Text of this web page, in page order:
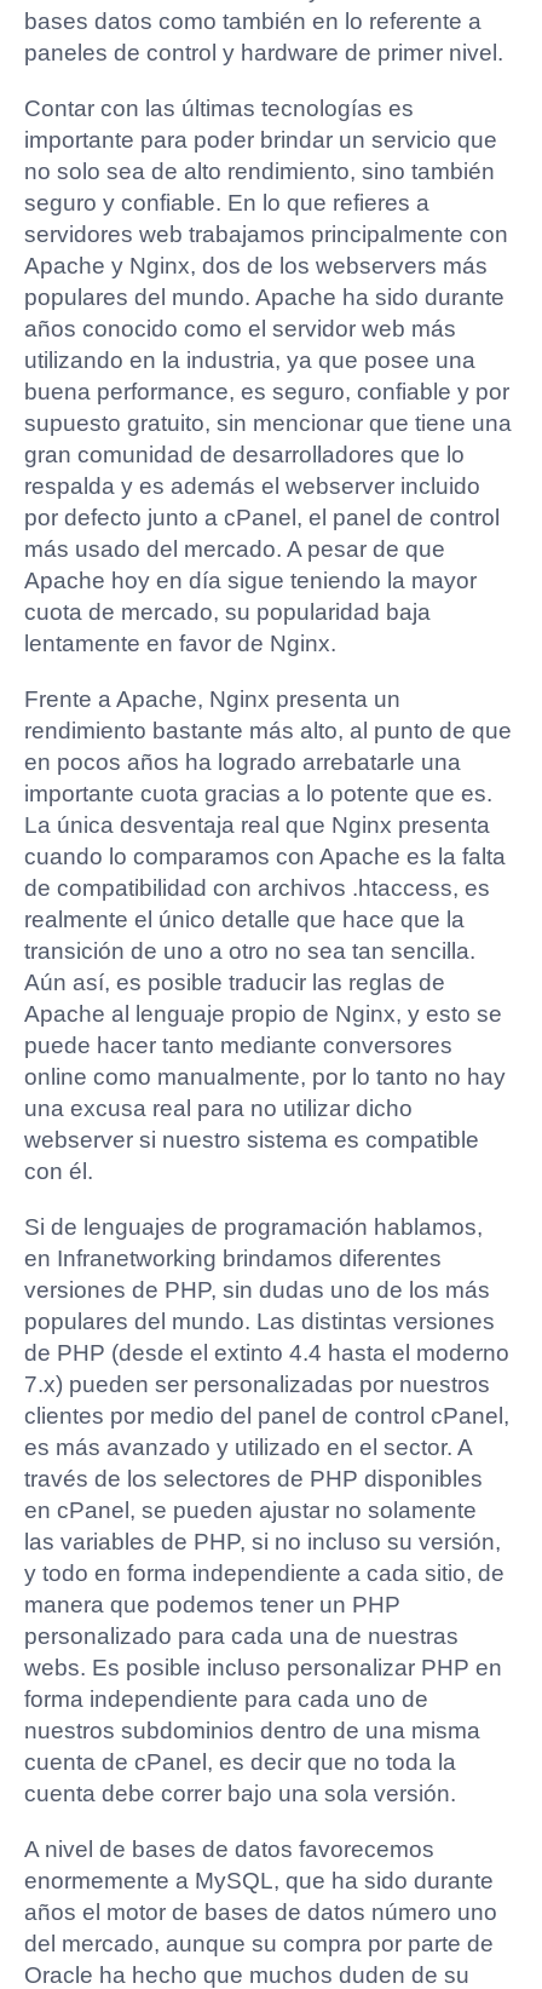
bases datos como también en lo referente a
paneles de control y hardware de primer nivel.
Contar con las últimas tecnologías es
importante para poder brindar un servicio que
no solo sea de alto rendimiento, sino también
seguro y confiable. En lo que refieres a
servidores web trabajamos principalmente con
Apache y Nginx, dos de los webservers más
populares del mundo. Apache ha sido durante
años conocido como el servidor web más
utilizando en la industria, ya que posee una
buena performance, es seguro, confiable y por
supuesto gratuito, sin mencionar que tiene una
gran comunidad de desarrolladores que lo
respalda y es además el webserver incluido
por defecto junto a cPanel, el panel de control
más usado del mercado. A pesar de que
Apache hoy en día sigue teniendo la mayor
cuota de mercado, su popularidad baja
lentamente en favor de Nginx.
Frente a Apache, Nginx presenta un
rendimiento bastante más alto, al punto de que
en pocos años ha logrado arrebatarle una
importante cuota gracias a lo potente que es.
La única desventaja real que Nginx presenta
cuando lo comparamos con Apache es la falta
de compatibilidad con archivos .htaccess, es
realmente el único detalle que hace que la
transición de uno a otro no sea tan sencilla.
Aún así, es posible traducir las reglas de
Apache al lenguaje propio de Nginx, y esto se
puede hacer tanto mediante conversores
online como manualmente, por lo tanto no hay
una excusa real para no utilizar dicho
webserver si nuestro sistema es compatible
con él.
Si de lenguajes de programación hablamos,
en Infranetworking brindamos diferentes
versiones de PHP, sin dudas uno de los más
populares del mundo. Las distintas versiones
de PHP (desde el extinto 4.4 hasta el moderno
7.x) pueden ser personalizadas por nuestros
clientes por medio del panel de control cPanel,
es más avanzado y utilizado en el sector. A
través de los selectores de PHP disponibles
en cPanel, se pueden ajustar no solamente
las variables de PHP, si no incluso su versión,
y todo en forma independiente a cada sitio, de
manera que podemos tener un PHP
personalizado para cada una de nuestras
webs. Es posible incluso personalizar PHP en
forma independiente para cada uno de
nuestros subdominios dentro de una misma
cuenta de cPanel, es decir que no toda la
cuenta debe correr bajo una sola versión.
A nivel de bases de datos favorecemos
enormemente a MySQL, que ha sido durante
años el motor de bases de datos número uno
del mercado, aunque su compra por parte de
Oracle ha hecho que muchos duden de su